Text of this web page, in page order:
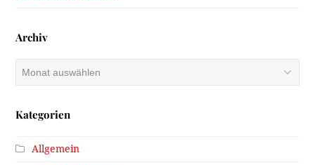
Archiv
Kategorien
Allgemein